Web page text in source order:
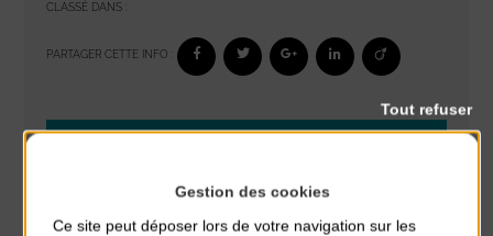
CLASSÉ DANS :
PARTAGER CETTE INFO :
Glisse & Environnement
Place du Général de Gaulle
Gestion des cookies
Ce site peut déposer lors de votre navigation sur les
Tout refuser